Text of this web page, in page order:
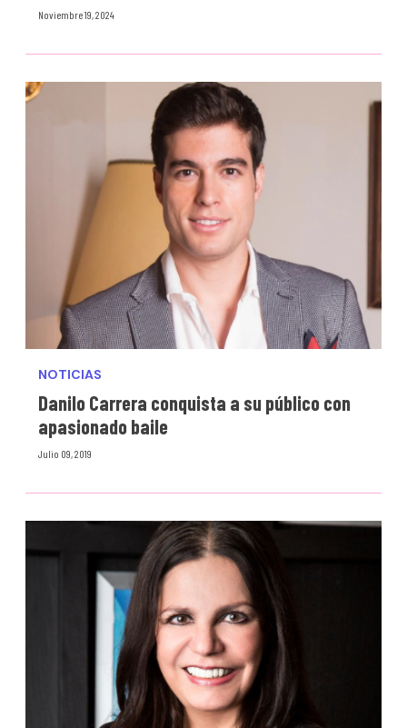
Noviembre 19, 2024
NOTICIAS
Danilo Carrera conquista a su público con
apasionado baile
Julio 09, 2019